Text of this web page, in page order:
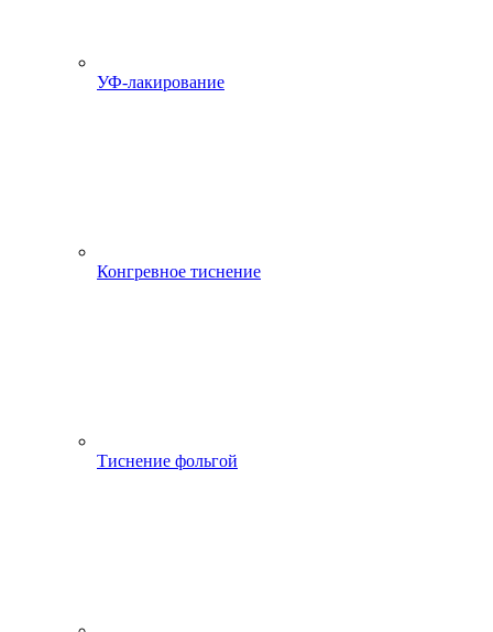
УФ-лакирование
Конгревное тиснение
Тиснение фольгой